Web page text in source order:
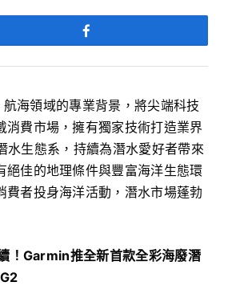
海領域的專業背景，將尖端科技
消費市場，擁有獨家技術打造業界
水生態系，持續為潛水愛好者帶來
絕佳的地理條件與豐富海洋生態環
費者投身海洋活動，潛水市場蓬勃
！Garmin推全新首款全彩海廢潛